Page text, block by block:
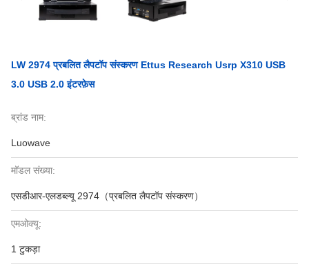
LW 2974 प्रबलित लैपटॉप संस्करण Ettus Research Usrp X310 USB
3.0 USB 2.0 इंटरफ़ेस
ब्रांड नाम:
Luowave
मॉडल संख्या:
एसडीआर-एलडब्ल्यू 2974（प्रबलित लैपटॉप संस्करण）
एमओक्यू:
1 टुकड़ा